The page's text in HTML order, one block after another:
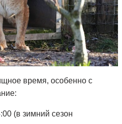
время, особенно с
(в зимний сезон